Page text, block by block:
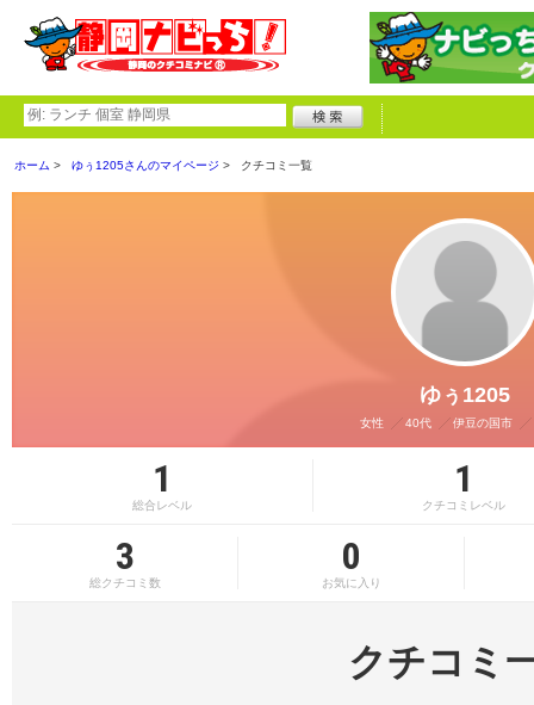
ホーム ゆぅ1205さんのマイページ クチコミ一覧
ゆぅ1205
女性 40代 伊豆の国市
1
総合レベル
1
クチコミレベル
3
総クチコミ数
0
お気に入り
クチコミ